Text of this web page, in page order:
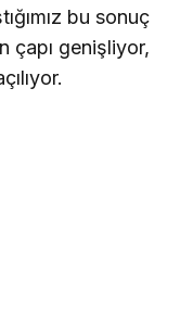
bu sonuç
çapı genişliyor,